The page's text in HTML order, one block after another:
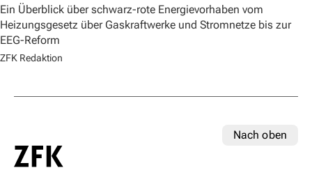
Ein Überblick über schwarz-rote Energievorhaben vom
Heizungsgesetz über Gaskraftwerke und Stromnetze bis zur
EEG-Reform
ZFK Redaktion
Nach oben